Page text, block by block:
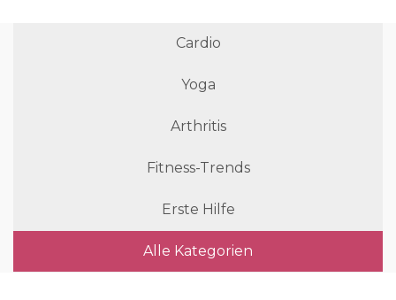
Cardio
Yoga
Arthritis
Fitness-Trends
Erste Hilfe
Alle Kategorien